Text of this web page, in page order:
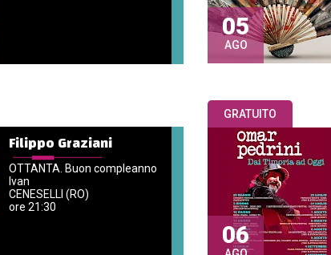
05
AGO
Filippo Graziani
OTTANTA. Buon compleanno
Ivan
CENESELLI (RO)
ore 21:30
GRATUITO
06